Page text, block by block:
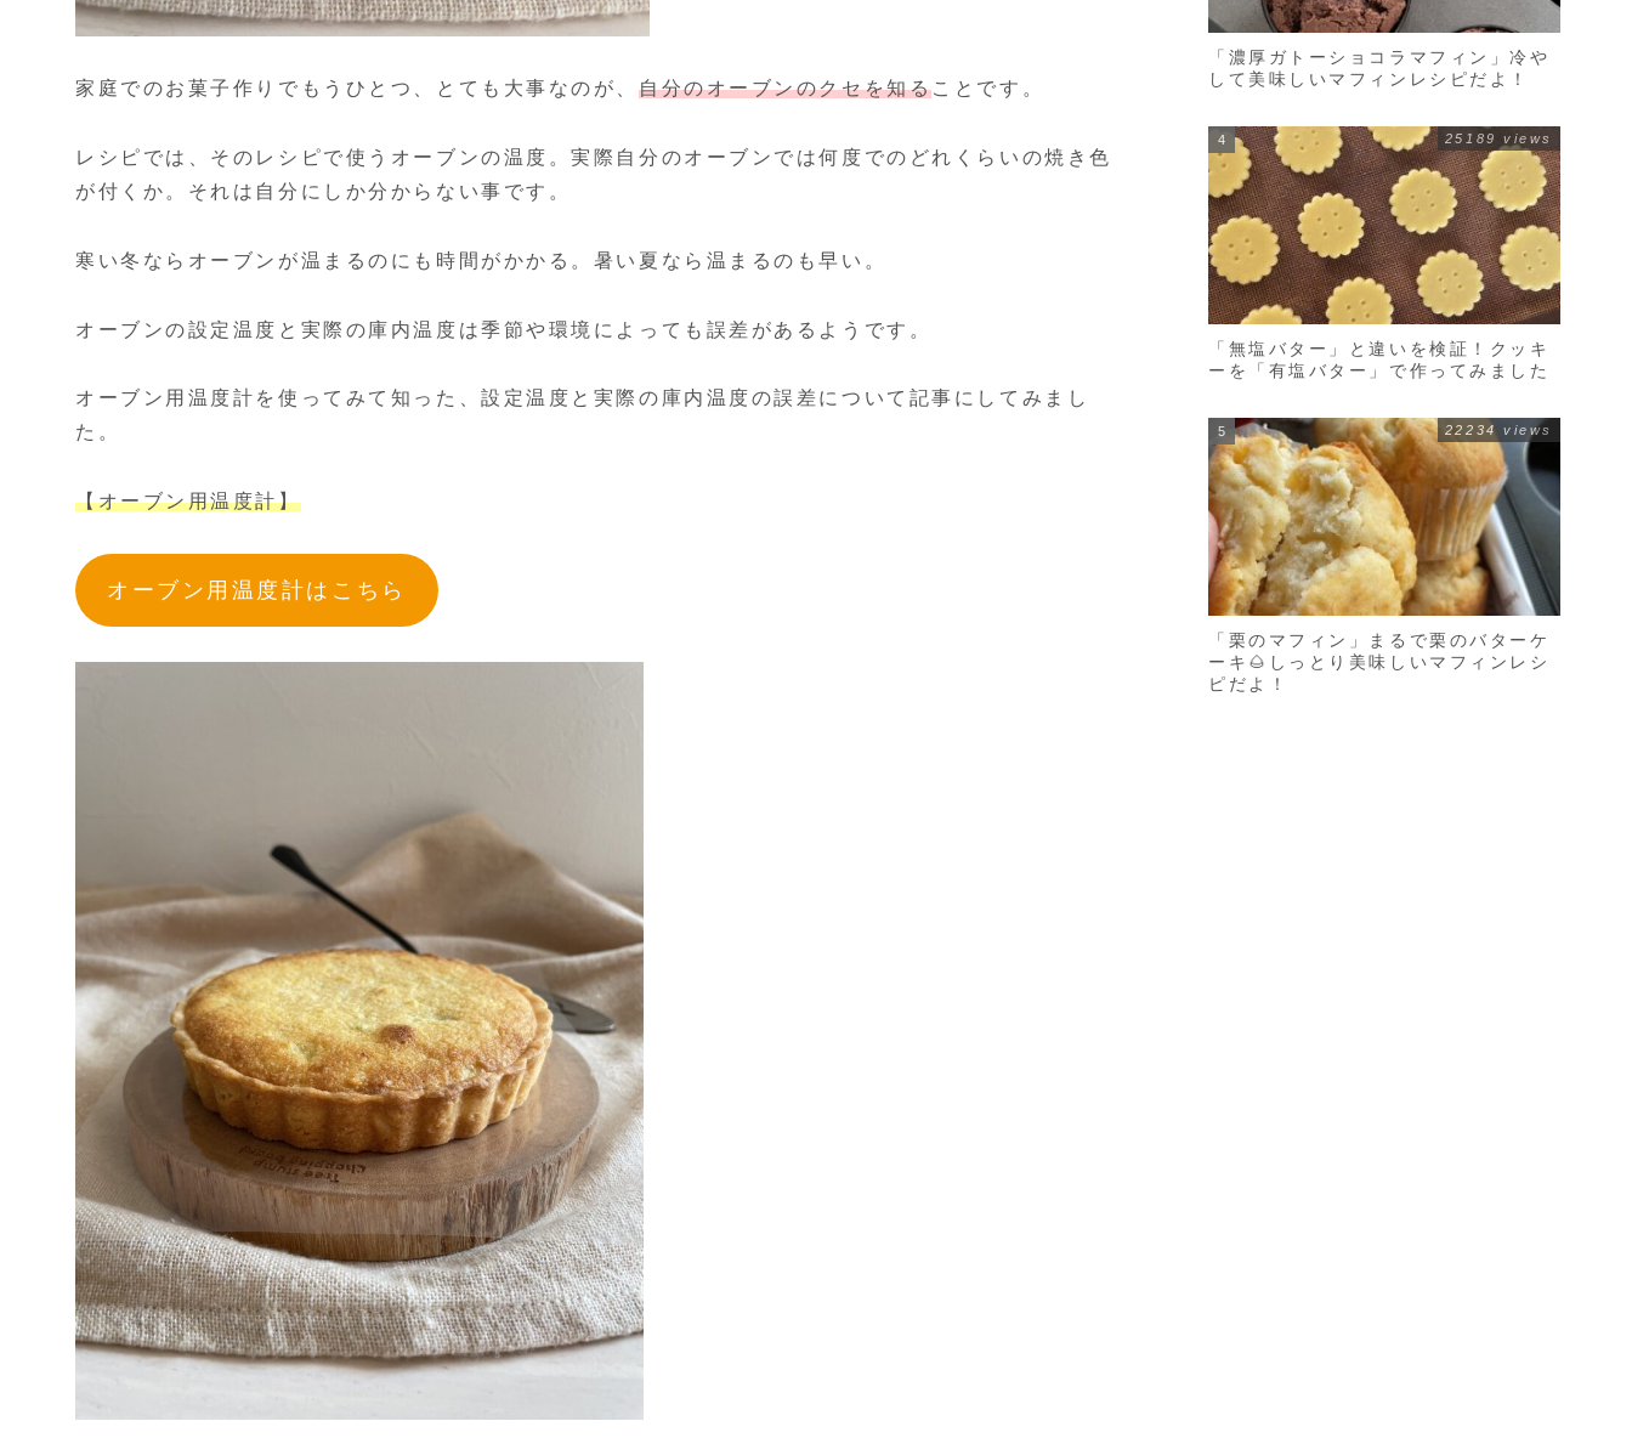
家庭でのお菓子作りでもうひとつ、とても大事なのが、 自分のオーブンのクセを知ることです。
レシピでは、そのレシピで使うオーブンの温度。実際自分のオーブンでは何度でのどれくらいの焼き色
が付くか。それは自分にしか分からない事です。
寒い冬ならオーブンが温まるのにも時間がかかる。暑い夏なら温まるのも早い。
オーブンの設定温度と実際の庫内温度は季節や環境によっても誤差があるようです。
オーブン用温度計を使ってみて知った、設定温度と実際の庫内温度の誤差について記事にしてみまし
た。
【オーブン用温度計】
オーブン用温度計はこちら
「濃厚ガトーショコラマフィン」冷や
して美味しいマフィンレシピだよ！
「無塩バター」と違いを検証！クッキ
ーを「有塩バター」で作ってみました
25189 views
「栗のマフィン」まるで栗のバターケ
ーキ🌰しっとり美味しいマフィンレシ
ピだよ！
22234 views